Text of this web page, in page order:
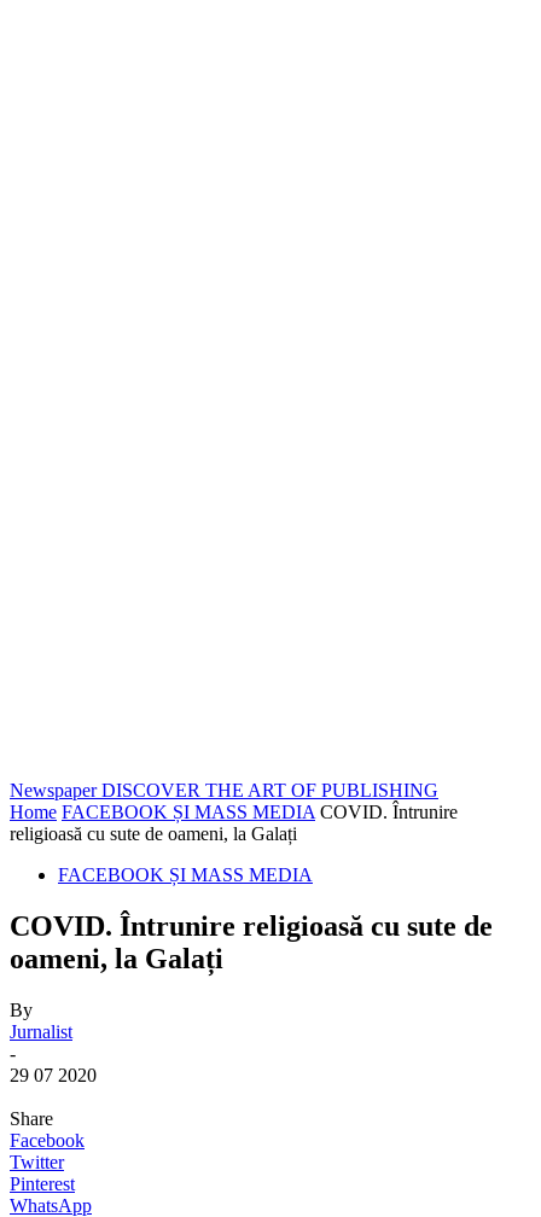
Newspaper DISCOVER THE ART OF PUBLISHING
Home FACEBOOK ȘI MASS MEDIA COVID. Întrunire
religioasă cu sute de oameni, la Galați
FACEBOOK ȘI MASS MEDIA
COVID. Întrunire religioasă cu sute de
oameni, la Galați
By
Jurnalist
-
29 07 2020
Share
Facebook
Twitter
Pinterest
WhatsApp